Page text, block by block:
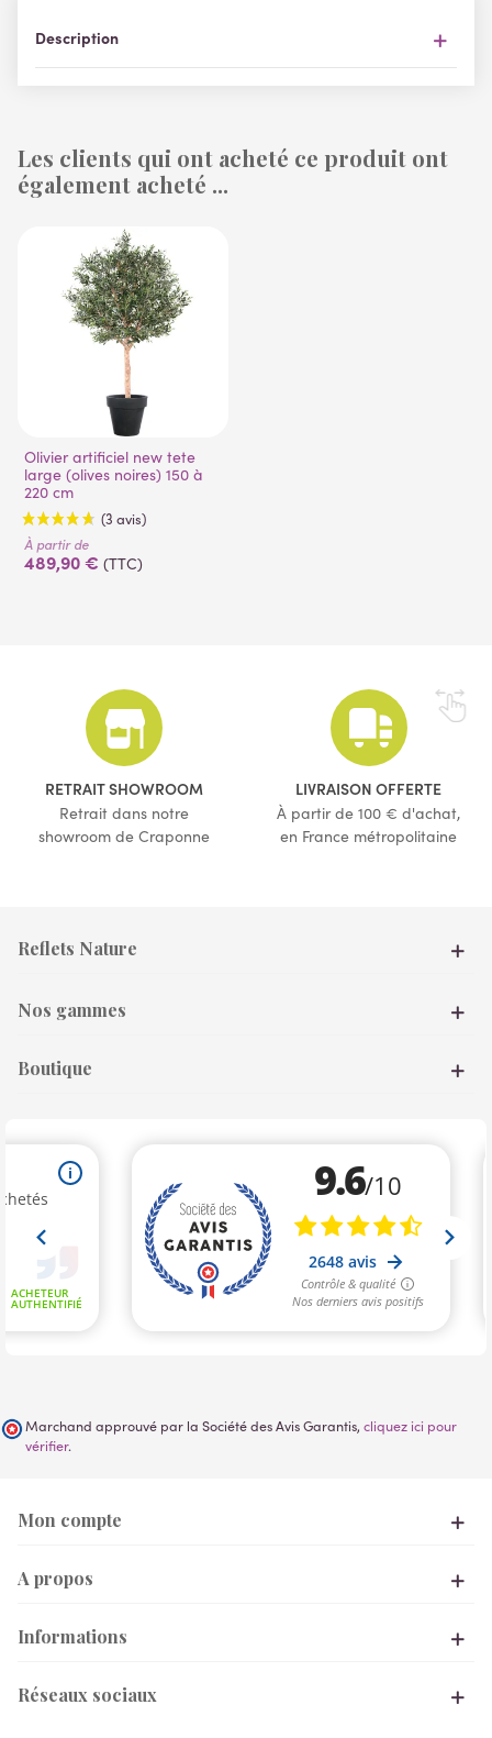
Description
Les clients qui ont acheté ce produit ont
également acheté ...
Olivier artificiel new tete
large (olives noires) 150 à
220 cm
(3 avis)
À partir de
489,90 € (TTC)
RETRAIT SHOWROOM
Retrait dans notre
showroom de Craponne
LIVRAISON OFFERTE
À partir de 100 € d'achat,
en France métropolitaine
Reflets Nature
Nos gammes
Boutique
Marchand approuvé par la Société des Avis Garantis, cliquez ici pour
vérifier.
Mon compte
A propos
Informations
Réseaux sociaux